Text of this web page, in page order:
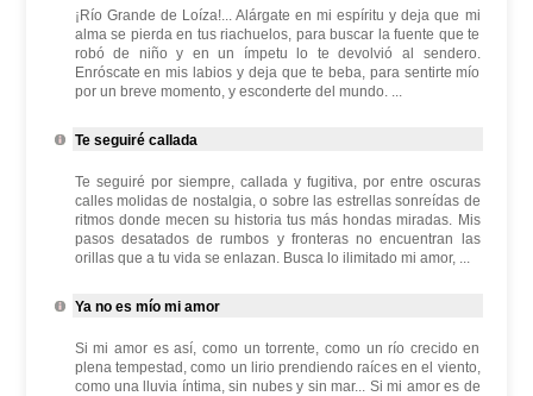
¡Río Grande de Loíza!... Alárgate en mi espíritu y deja que mi
alma se pierda en tus riachuelos, para buscar la fuente que te
robó de niño y en un ímpetu lo te devolvió al sendero.
Enróscate en mis labios y deja que te beba, para sentirte mío
por un breve momento, y esconderte del mundo. ...
Te seguiré callada
Te seguiré por siempre, callada y fugitiva, por entre oscuras
calles molidas de nostalgia, o sobre las estrellas sonreídas de
ritmos donde mecen su historia tus más hondas miradas. Mis
pasos desatados de rumbos y fronteras no encuentran las
orillas que a tu vida se enlazan. Busca lo ilimitado mi amor, ...
Ya no es mío mi amor
Si mi amor es así, como un torrente, como un río crecido en
plena tempestad, como un lirio prendiendo raíces en el viento,
como una lluvia íntima, sin nubes y sin mar... Si mi amor es de